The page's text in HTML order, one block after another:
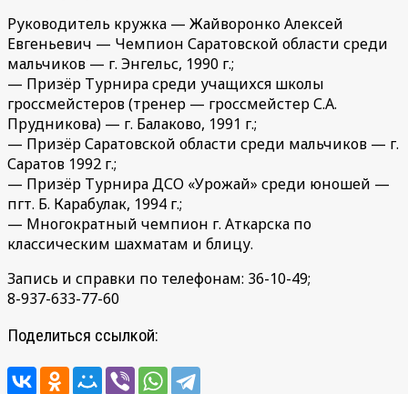
Руководитель кружка — Жайворонко Алексей
Евгеньевич — Чемпион Саратовской области среди
мальчиков — г. Энгельс, 1990 г.;
— Призёр Турнира среди учащихся школы
гроссмейстеров (тренер — гроссмейстер С.А.
Прудникова) — г. Балаково, 1991 г.;
— Призёр Саратовской области среди мальчиков — г.
Саратов 1992 г.;
— Призёр Турнира ДСО «Урожай» среди юношей —
пгт. Б. Карабулак, 1994 г.;
— Многократный чемпион г. Аткарска по
классическим шахматам и блицу.
Запись и справки по телефонам: 36-10-49;
8-937-633-77-60
Поделиться ссылкой: